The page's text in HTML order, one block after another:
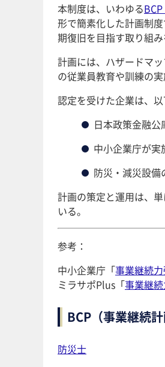
本制度は、いわゆる
形で簡素化した計画制
期復旧を目指す取り組
計画には、ハザードマ
の従業員教育や訓練の
認定を受けた企業は、
日本政策金融
中小企業庁が
防災・減災設備
計画の策定と運用は、
いる。
参考：
中小企業庁「事業継続
ミラサポPlus「事業継
BCP（事業継続
防災士